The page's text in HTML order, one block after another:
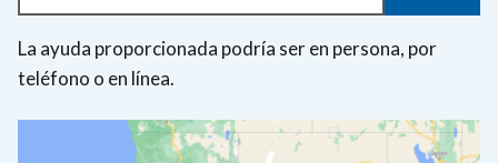
La ayuda proporcionada podría ser en persona, por
teléfono o en línea.